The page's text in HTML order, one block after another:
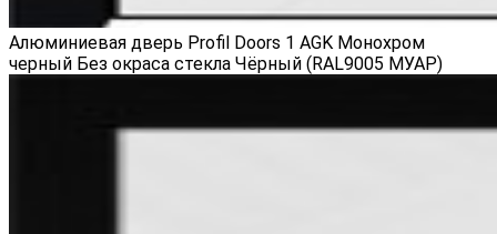
Алюминиевая дверь Profil Doors 1 AGK Монохром
черный Без окраса стекла Чёрный (RAL9005 МУАР)